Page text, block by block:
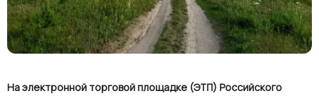
На электронной торговой площадке (ЭТП) Российского